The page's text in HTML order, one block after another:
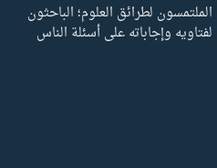
لطرائق العلوم؛ الباحثون
وإجاباته على أسئلة الناس